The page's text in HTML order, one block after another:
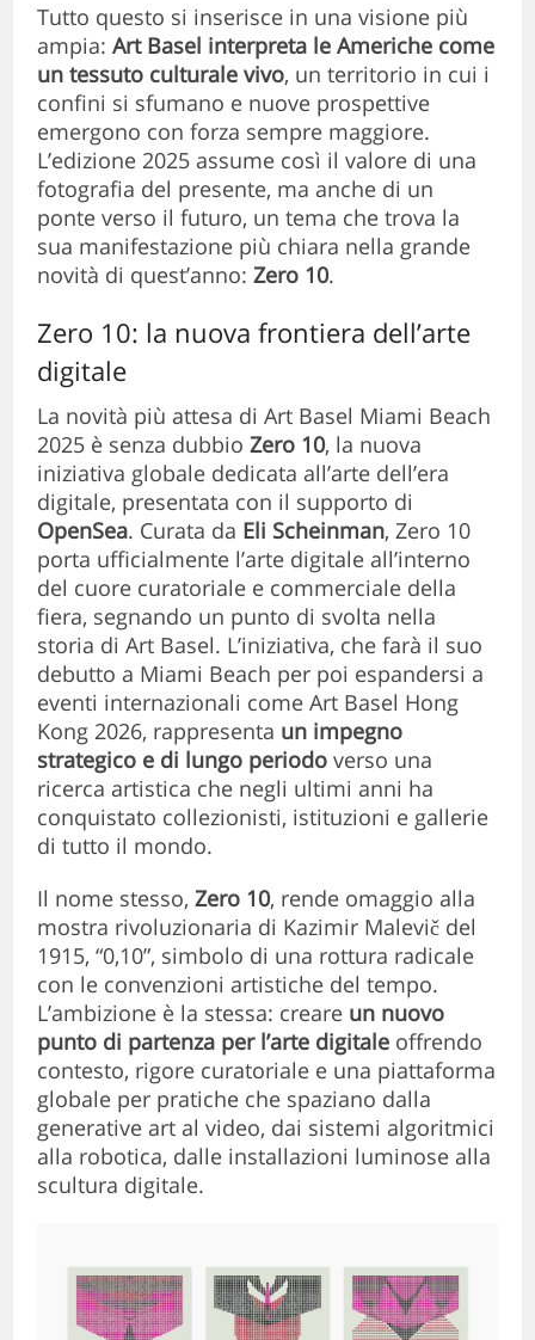
Tutto questo si inserisce in una visione più
ampia:Art Basel interpreta le Americhe come
un tessuto culturale vivo, un territorio in cui i
confini si sfumano e nuove prospettive
emergono con forza sempre maggiore.
L’edizione 2025 assume così il valore di una
fotografia del presente, ma anche di un
ponte verso il futuro, un tema che trova la
sua manifestazione più chiara nella grande
novità di quest’anno:Zero 10.
Zero 10: la nuova frontiera dell’arte
digitale
La novità più attesa di Art Basel Miami Beach
2025 è senza dubbioZero 10, la nuova
iniziativa globale dedicata all’arte dell’era
digitale, presentata con il supporto di
OpenSea. Curata da Eli Scheinman, Zero 10
porta ufficialmente l’arte digitale all’interno
del cuore curatoriale e commerciale della
fiera, segnando un punto di svolta nella
storia di Art Basel. L’iniziativa, che farà il suo
debutto a Miami Beach per poi espandersi a
eventi internazionali come Art Basel Hong
Kong 2026, rappresenta un impegno
strategico e di lungo periodo verso una
ricerca artistica che negli ultimi anni ha
conquistato collezionisti, istituzioni e gallerie
di tutto il mondo.
Il nome stesso,Zero 10, rende omaggio alla
mostra rivoluzionaria di Kazimir Malevič del
1915, “0,10”, simbolo di una rottura radicale
con le convenzioni artistiche del tempo.
L’ambizione è la stessa: creare un nuovo
punto di partenza per l’arte digitale offrendo
contesto, rigore curatoriale e una piattaforma
globale per pratiche che spaziano dalla
generative art al video, dai sistemi algoritmici
alla robotica, dalle installazioni luminose alla
scultura digitale.